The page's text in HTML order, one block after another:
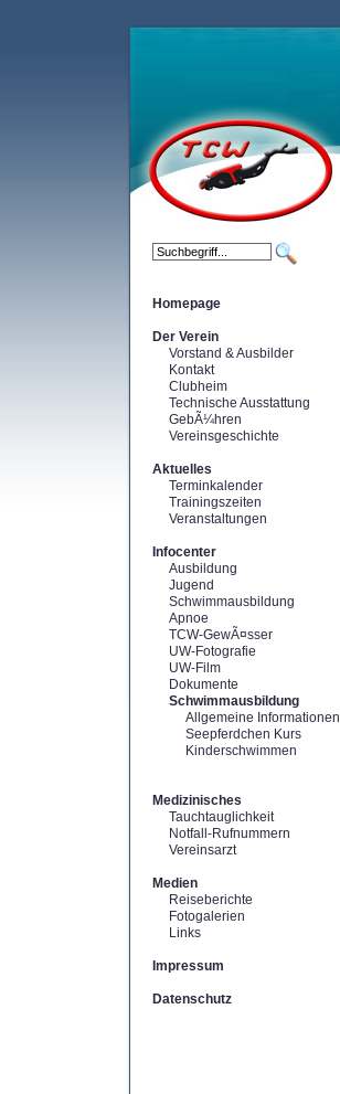
Homepage
Der Verein
Vorstand & Ausbilder
Kontakt
Clubheim
Technische Ausstattung
GebÃ¼hren
Vereinsgeschichte
Aktuelles
Terminkalender
Trainingszeiten
Veranstaltungen
Infocenter
Ausbildung
Jugend
Schwimmausbildung
Apnoe
TCW-GewÃ¤sser
UW-Fotografie
UW-Film
Dokumente
Schwimmausbildung
Allgemeine Informationen
Seepferdchen Kurs
Kinderschwimmen
Medizinisches
Tauchtauglichkeit
Notfall-Rufnummern
Vereinsarzt
Medien
Reiseberichte
Fotogalerien
Links
Impressum
Datenschutz